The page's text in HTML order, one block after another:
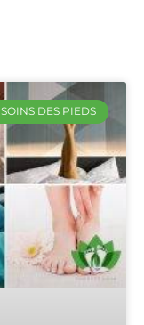
SOINS DES PIEDS